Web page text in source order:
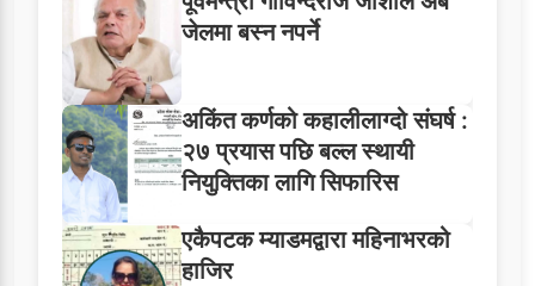
जेलमा बस्न नपर्ने
अकिंत कर्णको कहालीलाग्दो संघर्ष :
२७ प्रयास पछि बल्ल स्थायी
नियुक्तिका लागि सिफारिस
एकैपटक म्याडमद्वारा महिनाभरको
हाजिर